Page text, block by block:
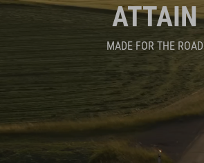
ATTAIN
MADE FOR THE ROAD